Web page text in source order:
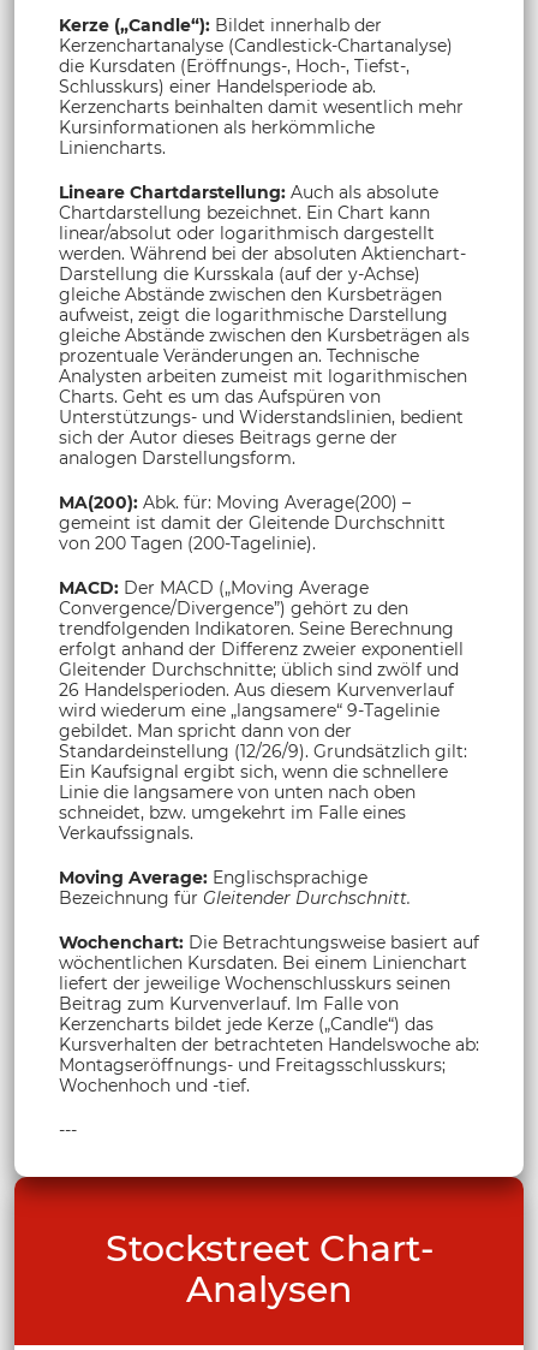
Kerze („Candle“): Bildet innerhalb der
Kerzenchartanalyse (Candlestick-Chartanalyse)
die Kursdaten (Eröffnungs-, Hoch-, Tiefst-,
Schlusskurs) einer Handelsperiode ab.
Kerzencharts beinhalten damit wesentlich mehr
Kursinformationen als herkömmliche
Liniencharts.
Lineare Chartdarstellung: Auch als absolute
Chartdarstellung bezeichnet. Ein Chart kann
linear/absolut oder logarithmisch dargestellt
werden. Während bei der absoluten Aktienchart-
Darstellung die Kursskala (auf der y-Achse)
gleiche Abstände zwischen den Kursbeträgen
aufweist, zeigt die logarithmische Darstellung
gleiche Abstände zwischen den Kursbeträgen als
prozentuale Veränderungen an. Technische
Analysten arbeiten zumeist mit logarithmischen
Charts. Geht es um das Aufspüren von
Unterstützungs- und Widerstandslinien, bedient
sich der Autor dieses Beitrags gerne der
analogen Darstellungsform.
MA(200): Abk. für: Moving Average(200) –
gemeint ist damit der Gleitende Durchschnitt
von 200 Tagen (200-Tagelinie).
MACD: Der MACD („Moving Average
Convergence/Divergence”) gehört zu den
trendfolgenden Indikatoren. Seine Berechnung
erfolgt anhand der Differenz zweier exponentiell
Gleitender Durchschnitte; üblich sind zwölf und
26 Handelsperioden. Aus diesem Kurvenverlauf
wird wiederum eine „langsamere“ 9-Tagelinie
gebildet. Man spricht dann von der
Standardeinstellung (12/26/9). Grundsätzlich gilt:
Ein Kaufsignal ergibt sich, wenn die schnellere
Linie die langsamere von unten nach oben
schneidet, bzw. umgekehrt im Falle eines
Verkaufssignals.
Moving Average: Englischsprachige
Bezeichnung für Gleitender Durchschnitt.
Wochenchart: Die Betrachtungsweise basiert auf
wöchentlichen Kursdaten. Bei einem Linienchart
liefert der jeweilige Wochenschlusskurs seinen
Beitrag zum Kurvenverlauf. Im Falle von
Kerzencharts bildet jede Kerze („Candle“) das
Kursverhalten der betrachteten Handelswoche ab:
Montagseröffnungs- und Freitagsschlusskurs;
Wochenhoch und -tief.
---
Stockstreet Chart-
Analysen